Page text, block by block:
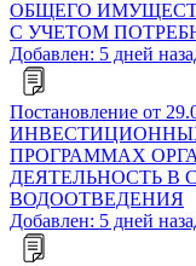
ОБЩЕГО
С УЧЕТОМ
Добавлен: 5 дней
Постановление от
ПРОГРАММАХ
ДЕЯТЕЛЬНОСТЬ В
ВОДООТВЕДЕНИЯ
Добавлен: 5 дней